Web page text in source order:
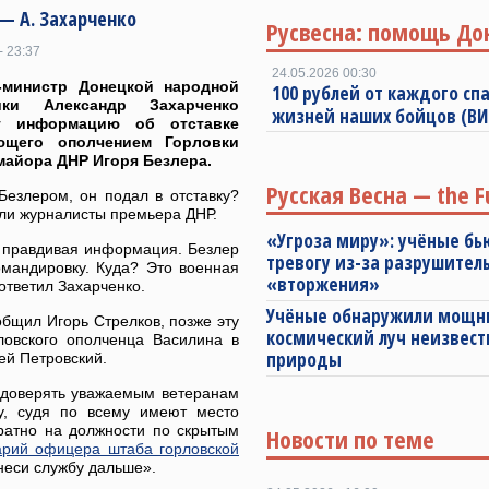
А. Захарченко
23:37
Донецкой народной
Александр Захарченко
информацию об отставке
ополчением Горловки
ДНР Игоря Безлера.
он подал в отставку?
журналисты премьера ДНР.
информация. Безлер
Куда? Это военная
Захарченко.
Игорь Стрелков, позже эту
ополченца Василина в
Петровский.
уважаемым ветеранам
судя по всему имеют место
на должности по скрытым
офицера штаба горловской
службу дальше».
Русвесна: помощь
24.05.2026 00:30
100 рублей от каждого
жизней наших бойцов
Русская Весна — the
«Угроза миру»: учёные
тревогу из-за
«вторжения»
Учёные обнаружили
космический луч
природы
Новости по теме